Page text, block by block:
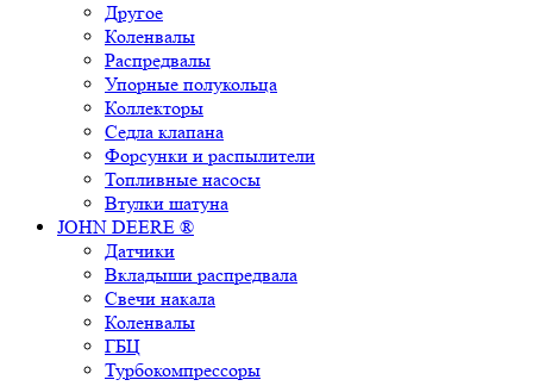
Другое
Коленвалы
Распредвалы
Упорные полукольца
Коллекторы
Седла клапана
Форсунки и распылители
Топливные насосы
Втулки шатуна
JOHN DEERE ®
Датчики
Вкладыши распредвала
Свечи накала
Коленвалы
ГБЦ
Турбокомпрессоры